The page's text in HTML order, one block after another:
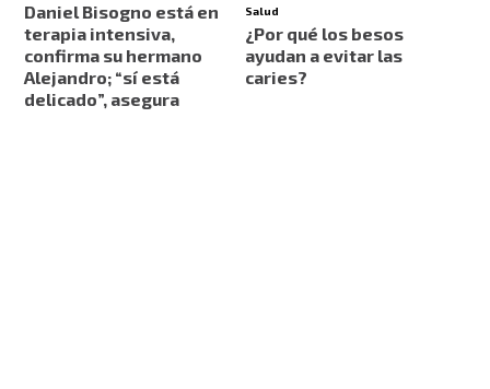
Daniel Bisogno está en
terapia intensiva,
confirma su hermano
Alejandro; “sí está
delicado”, asegura
Salud
¿Por qué los besos
ayudan a evitar las
caries?